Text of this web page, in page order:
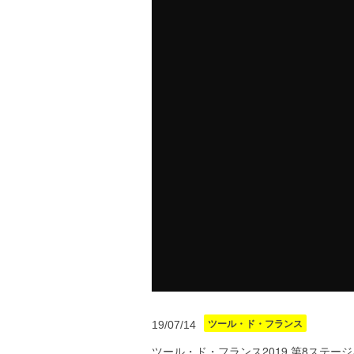
19/07/14 ツール・ド・フランス
ツール・ド・フランス2019 第8ステー